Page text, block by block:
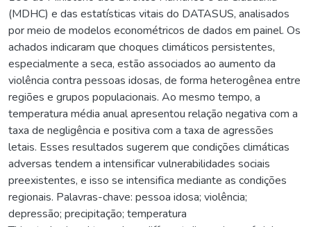
(MDHC) e das estatísticas vitais do DATASUS, analisados
por meio de modelos econométricos de dados em painel. Os
achados indicaram que choques climáticos persistentes,
especialmente a seca, estão associados ao aumento da
violência contra pessoas idosas, de forma heterogênea entre
regiões e grupos populacionais. Ao mesmo tempo, a
temperatura média anual apresentou relação negativa com a
taxa de negligência e positiva com a taxa de agressões
letais. Esses resultados sugerem que condições climáticas
adversas tendem a intensificar vulnerabilidades sociais
preexistentes, e isso se intensifica mediante as condições
regionais. Palavras-chave: pessoa idosa; violência;
depressão; precipitação; temperatura